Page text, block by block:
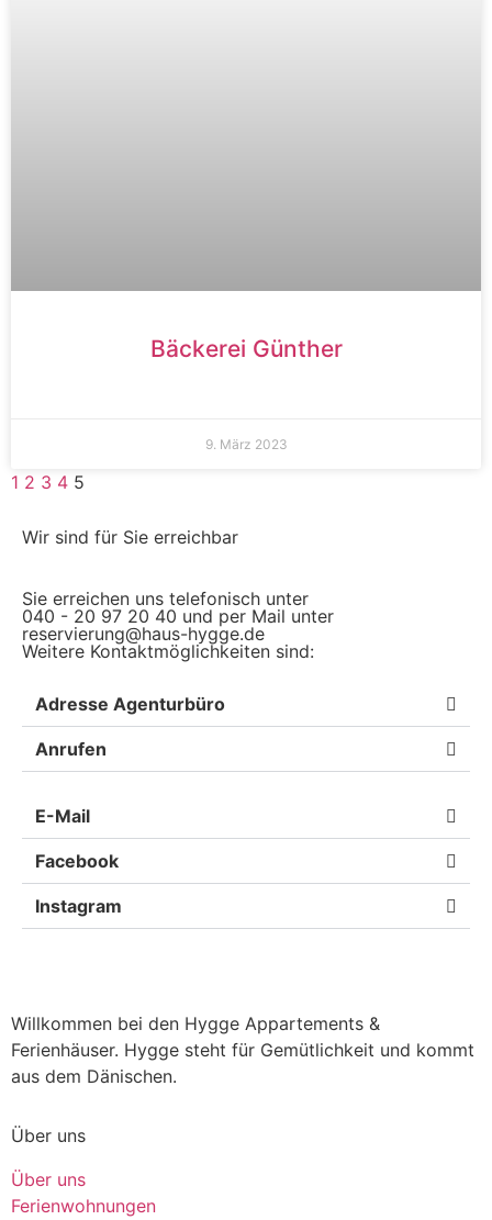
Bäckerei Günther
9. März 2023
1 2 3 4 5
Wir sind für Sie erreichbar
Sie erreichen uns telefonisch unter
040 - 20 97 20 40 und per Mail unter
reservierung@haus-hygge.de
Weitere Kontaktmöglichkeiten sind:
Adresse Agenturbüro
Anrufen
E-Mail
Facebook
Instagram
Willkommen bei den Hygge Appartements &
Ferienhäuser. Hygge steht für Gemütlichkeit und kommt
aus dem Dänischen.
Über uns
Über uns
Ferienwohnungen